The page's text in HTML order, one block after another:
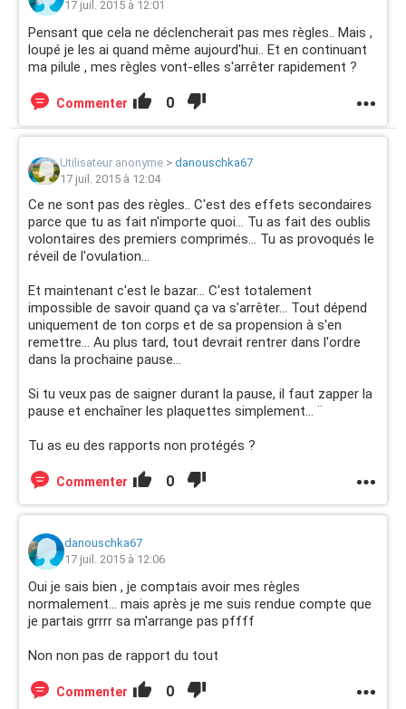
17 juil. 2015 à 12:01
Pensant que cela ne déclencherait pas mes règles.. Mais ,
loupé je les ai quand même aujourd'hui.. Et en continuant
ma pilule , mes règles vont-elles s'arrêter rapidement ?
Commenter 0
Utilisateur anonyme > danouschka67
17 juil. 2015 à 12:04
Ce ne sont pas des règles.. C'est des effets secondaires
parce que tu as fait n'importe quoi... Tu as fait des oublis
volontaires des premiers comprimés... Tu as provoqués le
réveil de l'ovulation...
Et maintenant c'est le bazar... C'est totalement
impossible de savoir quand ça va s'arrêter... Tout dépend
uniquement de ton corps et de sa propension à s'en
remettre... Au plus tard, tout devrait rentrer dans l'ordre
dans la prochaine pause...
Si tu veux pas de saigner durant la pause, il faut zapper la
pause et enchaîner les plaquettes simplement... ¨
Tu as eu des rapports non protégés ?
Commenter 0
danouschka67
17 juil. 2015 à 12:06
Oui je sais bien , je comptais avoir mes règles
normalement... mais après je me suis rendue compte que
je partais grrrr sa m'arrange pas pffff
Non non pas de rapport du tout
Commenter 0